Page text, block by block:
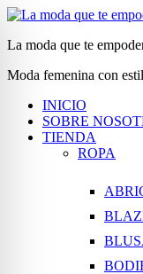
La moda que te
Moda femenina con
INICIO
SOBRE
TIENDA
ROPA